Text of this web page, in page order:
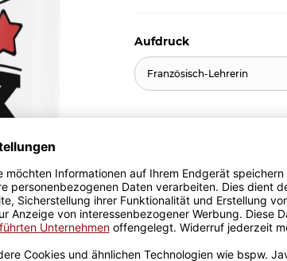
Aufdruck
Französisch-Lehrerin
inkl. 19% MwSt. , zzgl.Versand